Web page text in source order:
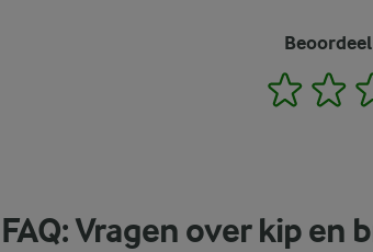
1 2
FAQ: Vragen over kip en